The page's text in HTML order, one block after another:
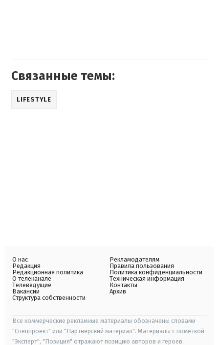
Связанные темы:
LIFESTYLE
О нас
Редакция
Редакционная политика
О телеканале
Телеведущие
Вакансии
Структура собственности
Рекламодателям
Правила пользования
Политика конфиденциальности
Техническая информация
Контакты
Архив
Все коммерческие рекламные материалы обозначены словами
"Спецпроект" или "Партнерский материал". Материалы с пометкой
"Эксперт", "Позиция" отражают позицию авторов и героев.